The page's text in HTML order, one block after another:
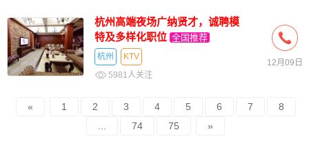
杭州高端夜场广纳贤才，诚聘模
特及多样化职位 全国推荐
杭州
KTV
5981人关注
12月09日
« 1 2 3 4 5 6 7
8
74 75 »